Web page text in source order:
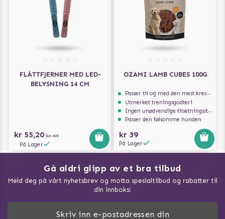
FLÅTTFJERNER MED LED-
BELYSNING 14 CM
kr 55,20 kr 69
På Lager
OZAMI LAMB CUBES 100G
Passer til og med den mest kresne hunden
Utmerket treningsgodteri
Ingen unødvendige tilsetningsstoffer
Passer den følsomme hunden
kr 39
På Lager
Gå aldri glipp av et bra tilbud
Meld deg på vårt nyhetsbrev og motta spesialtilbud og rabatter til
din innboks!